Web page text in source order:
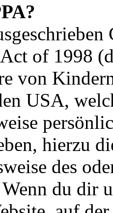
of 1998
von
USA,
hierzu
des
du dir